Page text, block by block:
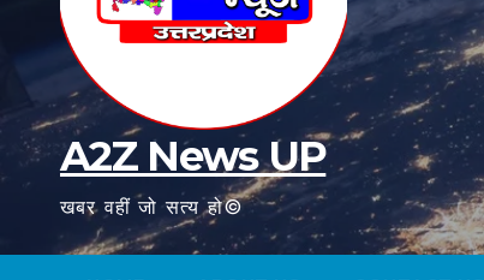
A2Z News UP
खबर वहीं जो सत्य हो©